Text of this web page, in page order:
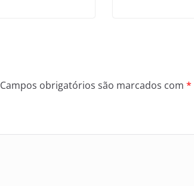
Campos obrigatórios são marcados com *